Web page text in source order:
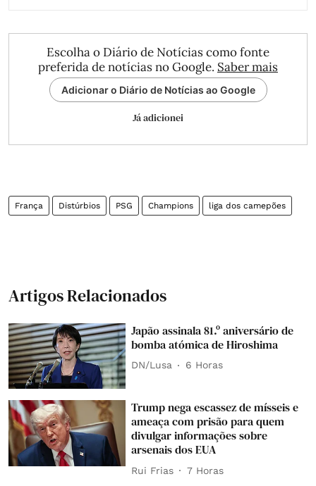
Escolha o Diário de Notícias como fonte
preferida de notícias no Google. Saber mais
Adicionar o Diário de Notícias ao Google
Já adicionei
França Distúrbios PSG Champions liga dos camepões
Artigos Relacionados
Japão assinala 81.º aniversário de
bomba atómica de Hiroshima
DN/Lusa 6 Horas
Trump nega escassez de mísseis e
ameaça com prisão para quem
divulgar informações sobre
arsenais dos EUA
Rui Frias 7 Horas